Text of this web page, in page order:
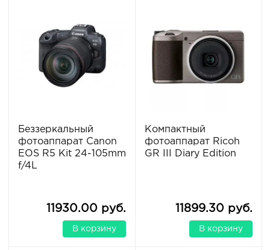
Беззеркальный
фотоаппарат Canon
EOS R5 Kit 24-105mm
f/4L
11930.00 руб.
В корзину
Компактный
фотоаппарат Ricoh
GR III Diary Edition
11899.30 руб.
В корзину